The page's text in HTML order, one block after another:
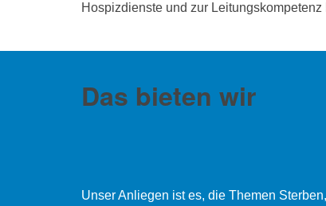
Hospizdienste und zur
Das bieten wir
Unser Anliegen ist es, die Themen